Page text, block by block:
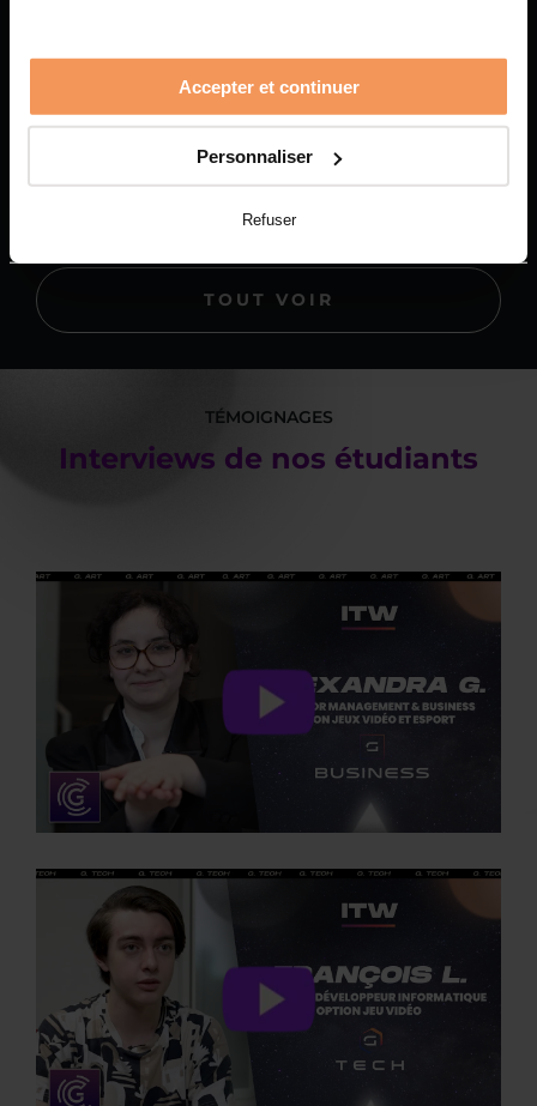
Accepter et continuer
Personnaliser
Refuser
les jeux vidéo de nos
étudiants
TOUT VOIR
TÉMOIGNAGES
Interviews de nos étudiants